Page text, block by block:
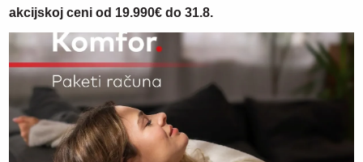
akcijskoj ceni od 19.990€ do 31.8.